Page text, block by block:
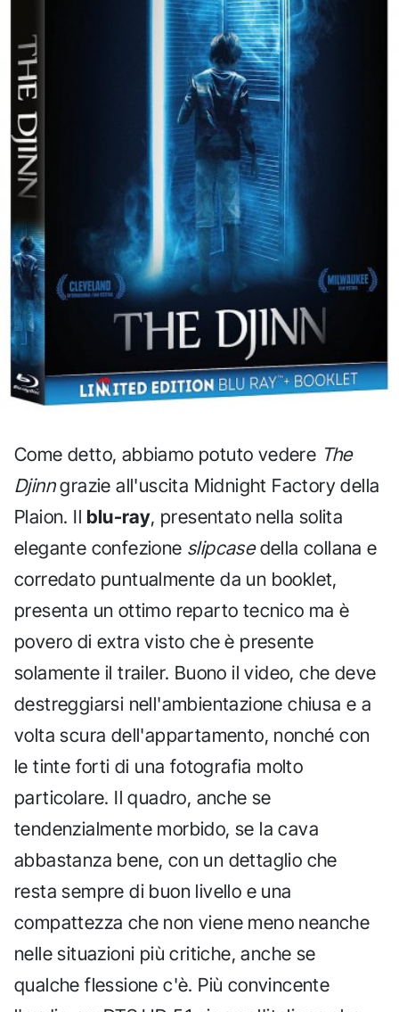
Come detto, abbiamo potuto vedere The
Djinngrazie all'uscita Midnight Factory della
Plaion. Il blu-ray, presentato nella solita
elegante confezione slipcasedella collana e
corredato puntualmente da un booklet,
presenta un ottimo reparto tecnico ma è
povero di extra visto che è presente
solamente il trailer. Buono il video, che deve
destreggiarsi nell'ambientazione chiusa e a
volta scura dell'appartamento, nonché con
le tinte forti di una fotografia molto
particolare. Il quadro, anche se
tendenzialmente morbido, se la cava
abbastanza bene, con un dettaglio che
resta sempre di buon livello e una
compattezza che non viene meno neanche
nelle situazioni più critiche, anche se
qualche flessione c'è. Più convincente